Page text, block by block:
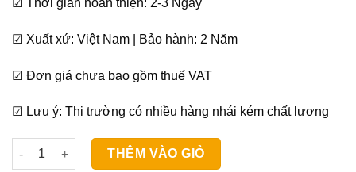
☑ Thời gian hoàn thiện: 2-3 Ngày
☑ Xuất xứ: Việt Nam | Bảo hành: 2 Năm
☑ Đơn giá chưa bao gồm thuế VAT
☑ Lưu ý: Thị trường có nhiều hàng nhái kém chất lượng
Màn Roman đẹp Modero FLORAL số lượng
THÊM VÀO GIỎ